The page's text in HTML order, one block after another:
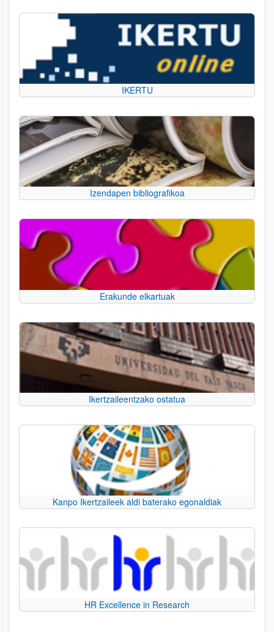
IKERTU
Izendapen bibliografikoa
Erakunde elkartuak
Ikertzaileentzako ostatua
Kanpo Ikertzaileek aldi baterako egonaldiak
HR Excellence in Research